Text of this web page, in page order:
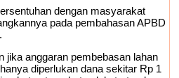
dengan masyarakat
pada pembahasan APBD
jika anggaran pembebasan lahan
diperlukan dana sekitar Rp 1